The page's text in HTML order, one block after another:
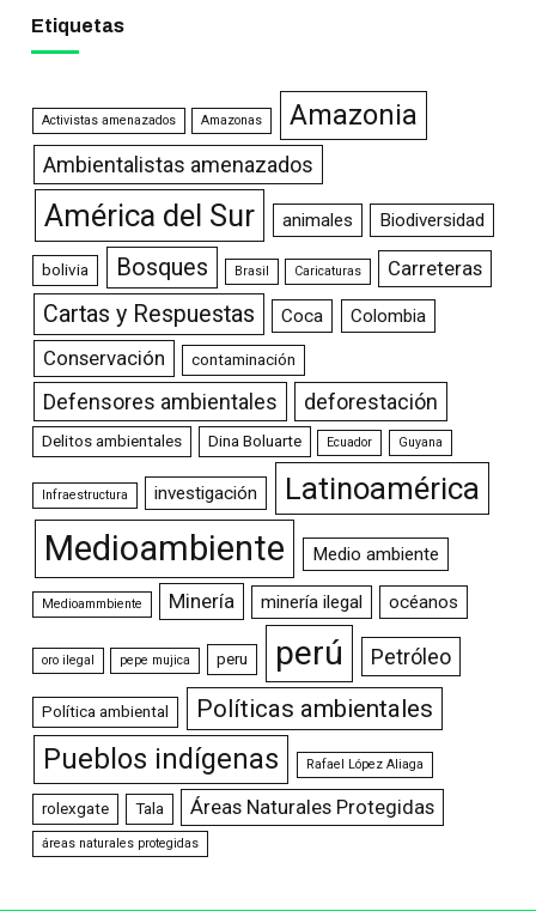
Etiquetas
Activistas amenazados Amazonas Amazonia
Ambientalistas amenazados
América del Sur animales Biodiversidad
bolivia Bosques Brasil Caricaturas Carreteras
Cartas y Respuestas Coca Colombia
Conservación contaminación
Defensores ambientales deforestación
Delitos ambientales Dina Boluarte Ecuador Guyana
Infraestructura investigación Latinoamérica
Medioambiente Medio ambiente
Medioammbiente Minería minería ilegal océanos
oro ilegal pepe mujica peru perú Petróleo
Política ambiental Políticas ambientales
Pueblos indígenas Rafael López Aliaga
rolexgate Tala Áreas Naturales Protegidas
áreas naturales protegidas